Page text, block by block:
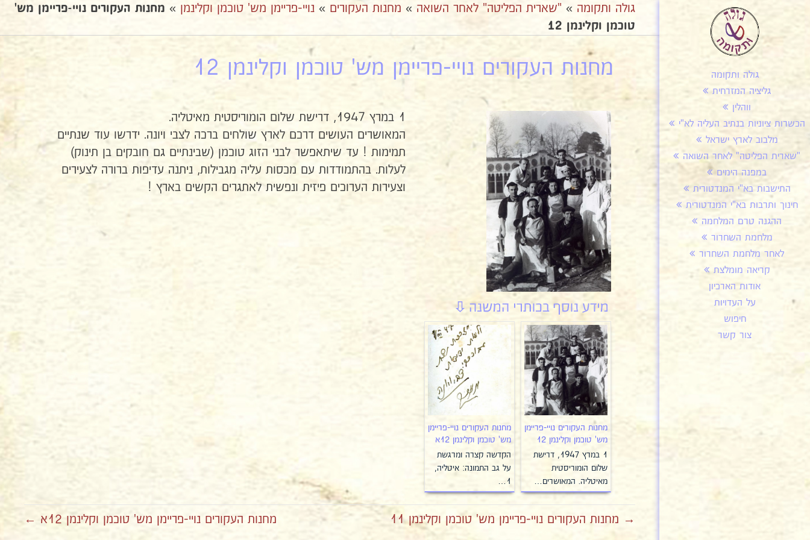
גולה ותקומה
גליציה המזרחית
ווהלין
הכשרות ציוניות בנתיב העליה לא"י
מלבוב לארץ ישראל
"שארית הפליטה" לאחר השואה
במפנה הימים
התישבות בא"י המנדטורית
חינוך ותרבות בא"י המנדטורית
ההגנה טרם המלחמה
מלחמת השחרור
לאחר מלחמת השחרור
קריאה מומלצת
אודות הארכיון
על העדויות
חיפוש
צור קשר
גולה ותקומה » "שארית הפליטה" לאחר השואה » מחנות העקורים » נויי-פריימן מש' טוכמן וקלינמן » מחנות העקורים נויי-פריימן מש'
טוכמן וקלינמן 12
מחנות העקורים נויי-פריימן מש' טוכמן וקלינמן 12
1 במרץ 1947, דרישת שלום הומוריסטית מאיטליה.
המאושרים העושים דרכם לארץ שולחים ברכה לצבי ויונה. ידרשו עוד שנתיים
תמימות ! עד שיתאפשר לבני הזוג טוכמן (שבינתיים גם חובקים בן תינוק)
לעלות. בהתמודדות עם מכסות עליה מגבילות, ניתנה עדיפות ברורה לצעירים
וצעירות הערוכים פיזית ונפשית לאתגרים הקשים בארץ !
מחנות העקורים נויי-פריימן
מש' טוכמן וקלינמן 12
1 במרץ 1947, דרישת
שלום הומוריסטית
מאיטליה. המאושרים…
מחנות העקורים נויי-פריימן
מש' טוכמן וקלינמן 12א
הקדשה קצרה ומרגשת
על גב התמונה: איטליה,
1…
→ מחנות העקורים נויי-פריימן מש' טוכמן וקלינמן 11 מחנות העקורים נויי-פריימן מש' טוכמן וקלינמן 12א ←